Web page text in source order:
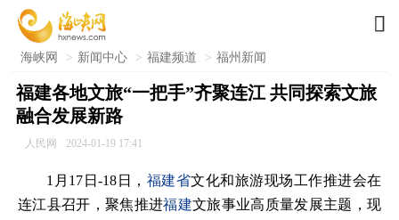

海峡网 > 新闻中心 > 福建频道 > 福州新闻
福建各地文旅“一把手”齐聚连江 共同探索文旅
融合发展新路
人民网 2024-01-19 17:41
1月17日-18日， 福建省文化和旅游现场工作推进会在
连江县召开，聚焦推进福建文旅事业高质量发展主题，现